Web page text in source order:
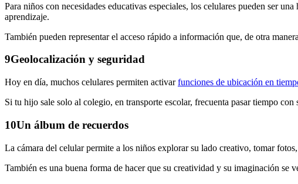
Para niños con necesidades educativas especiales, los celulares pueden ser
aprendizaje.
También pueden representar el acceso rápido a información que, de otra
9Geolocalización y seguridad
Hoy en día, muchos celulares permiten activarfunciones de ubicación en
Si tu hijo sale solo al colegio, en transporte escolar, frecuenta pasar tiempo
10Un álbum de recuerdos
La cámara del celular permite a los niños explorar su lado creativo, tomar
También es una buena forma de hacer que su creatividad y su imaginación se